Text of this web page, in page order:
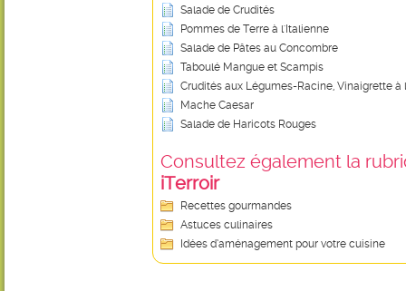
Salade de Crudités
Pommes de Terre à l'Italienne
Salade de Pâtes au Concombre
Taboulé Mangue et Scampis
Crudités aux Légumes-Racine, Vinaigrette à
Mache Caesar
Salade de Haricots Rouges
Consultez également la
iTerroir
Recettes gourmandes
Astuces culinaires
Idées d’aménagement pour votre cuisine